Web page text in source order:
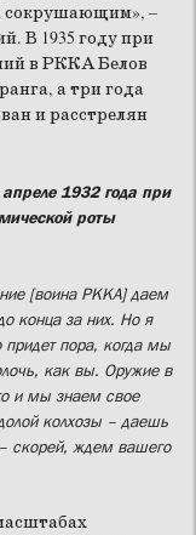
сокрушающим», –
В 1935 году при
в РККА Белов
а три года
и расстрелян
1932 года при
роты
[воина РККА] даем
конца за них. Но я
придет пора, когда мы
как вы. Оружие в
и мы знаем свое
колхозы – даешь
скорей, ждем вашего